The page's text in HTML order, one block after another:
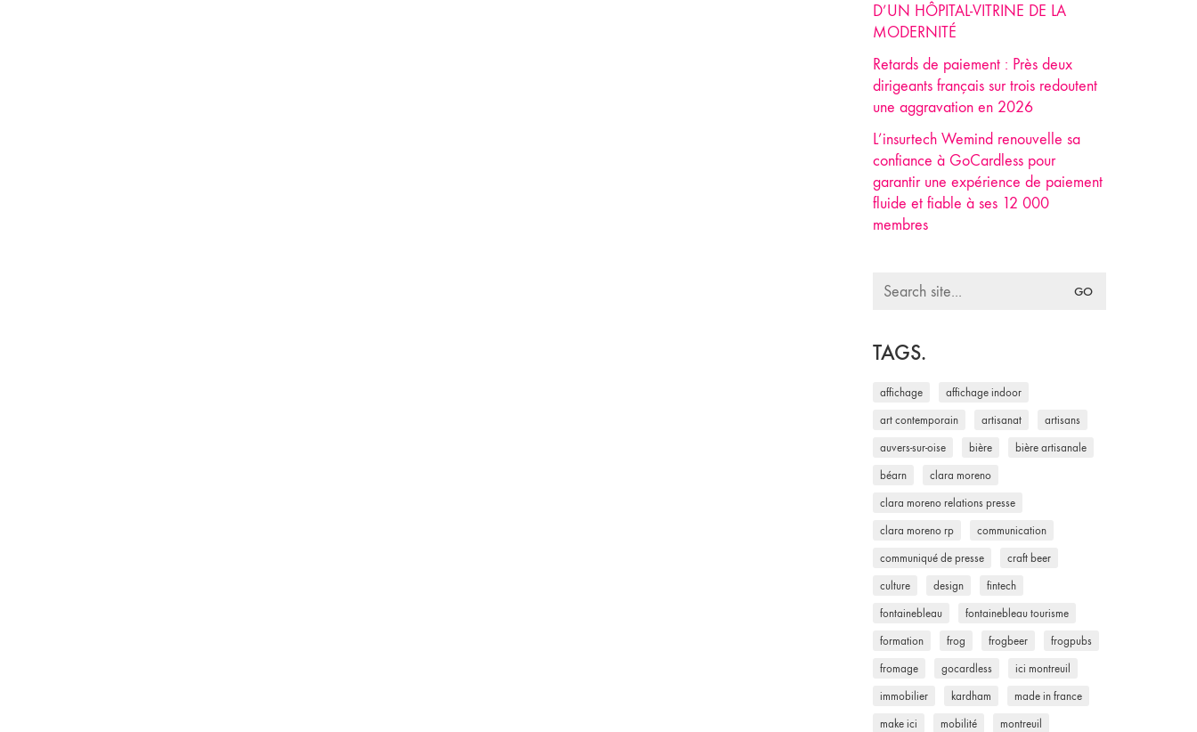
D’UN HÔPITAL-VITRINE DE LA
MODERNITÉ
Retards de paiement : Près deux
dirigeants français sur trois redoutent
une aggravation en 2026
L’insurtech Wemind renouvelle sa
confiance à GoCardless pour
garantir une expérience de paiement
fluide et fiable à ses 12 000
membres
Search
TAGS.
affichage affichage indoor
art contemporain artisanat artisans
auvers-sur-oise bière bière artisanale
béarn clara moreno
clara moreno relations presse
clara moreno rp communication
communiqué de presse craft beer
culture design fintech
fontainebleau fontainebleau tourisme
formation frog frogbeer frogpubs
fromage gocardless ici montreuil
immobilier kardham made in france
make ici mobilité montreuil